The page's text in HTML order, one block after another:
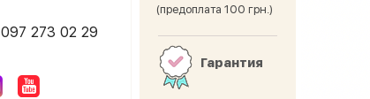
097 273 02 29
(предоплата 100 грн.)
Гарантия